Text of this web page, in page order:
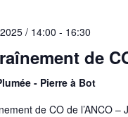
/ 14:00 - 16:30
de
- Pierre à Bot
de CO de l’ANCO